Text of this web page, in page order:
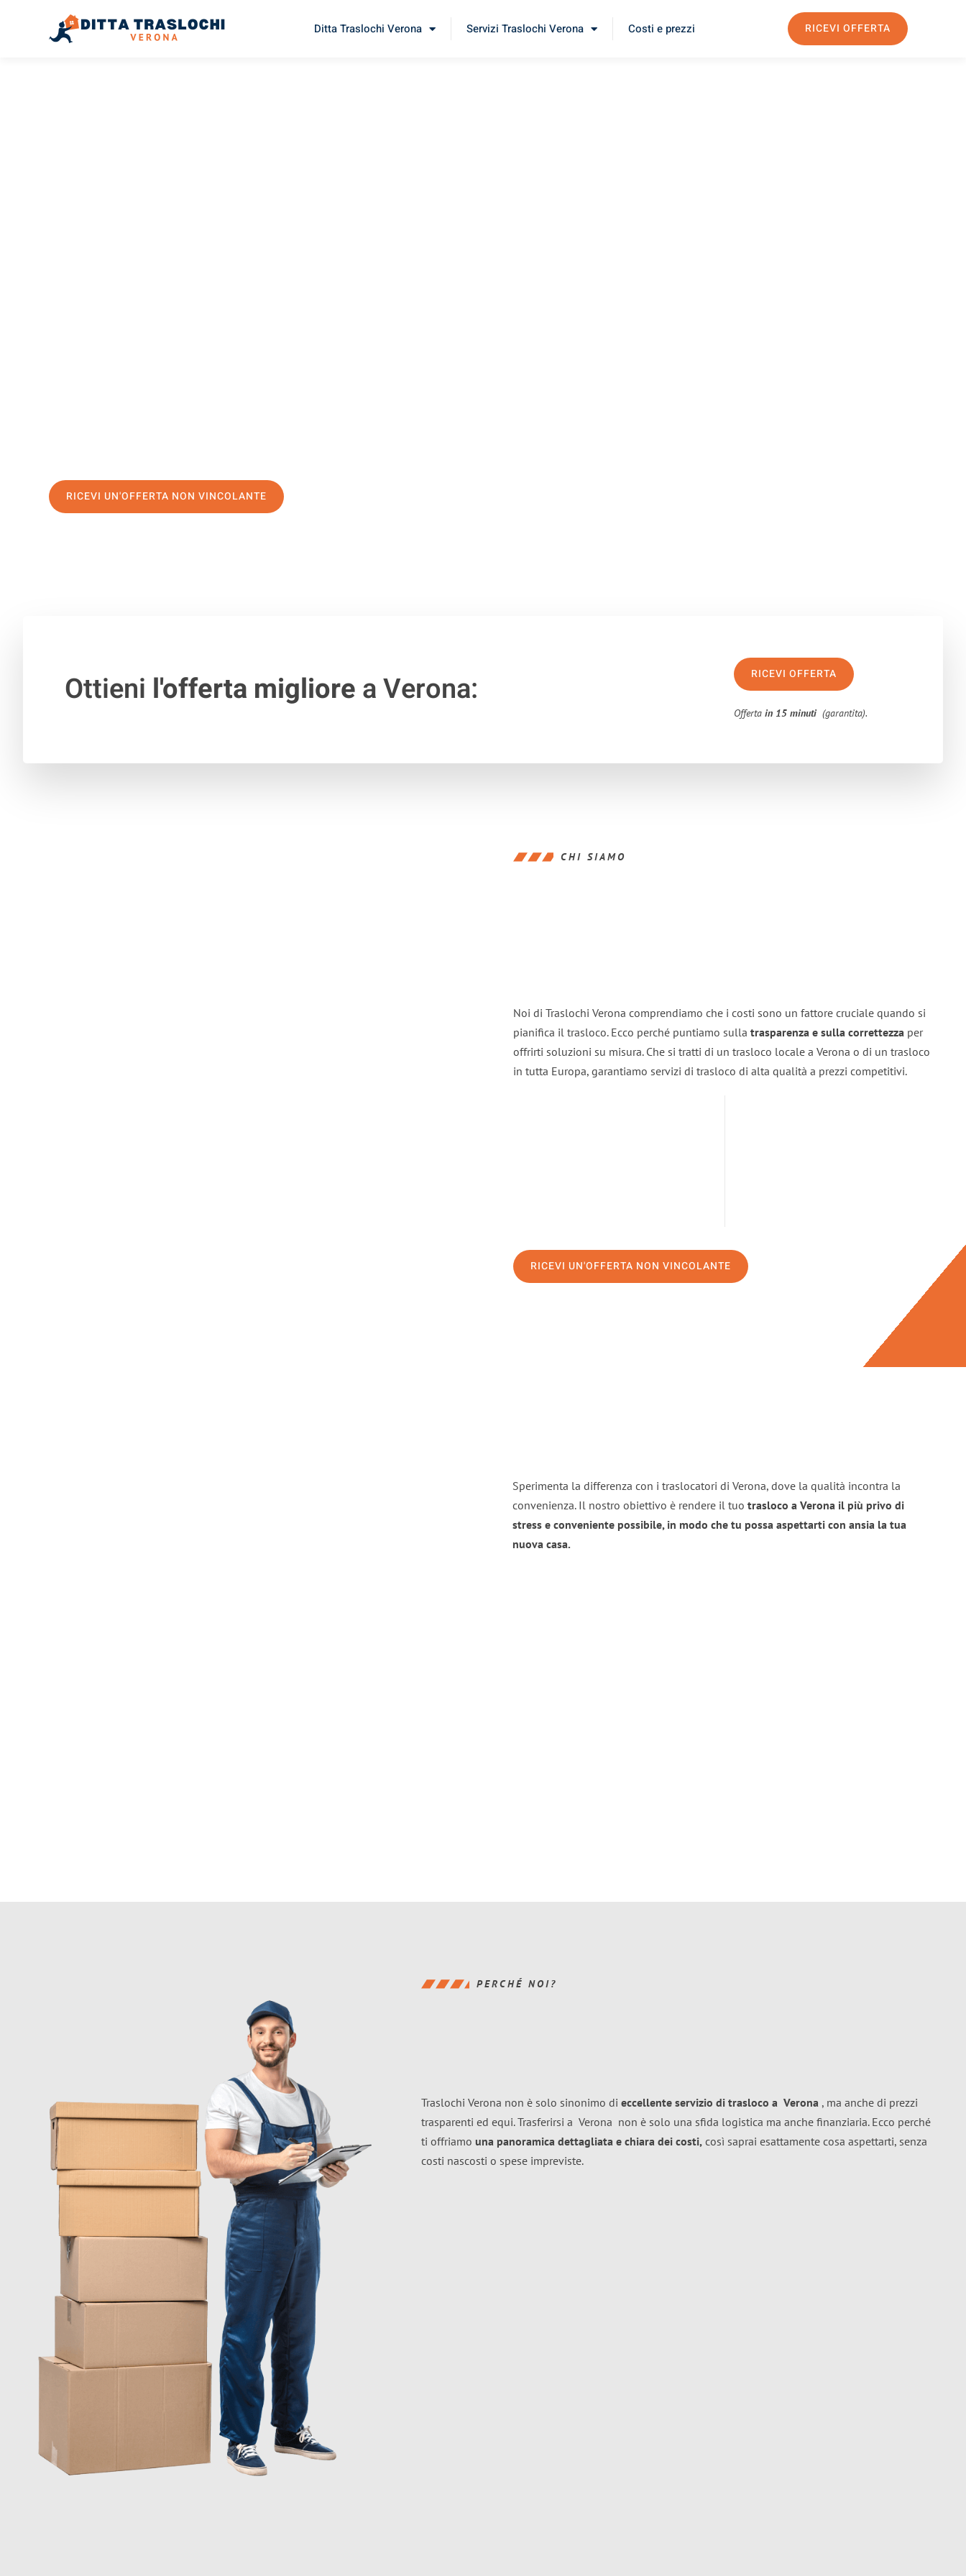
Ditta Traslochi Verona Servizi Traslochi Verona Costi e prezzi RICEVI OFFERTA
RICEVI UN'OFFERTA NON VINCOLANTE
Ottieni l'offerta migliorea Verona: RICEVI OFFERTA
Offertain 15 minuti (garantita).
CHI SIAMO
Noi di Traslochi Verona comprendiamo che i costi sono un fattore cruciale quando si
pianifica il trasloco. Ecco perché puntiamo sulla trasparenza e sulla correttezza per
offrirti soluzioni su misura. Che si tratti di un trasloco locale a Verona o di un trasloco
in tutta Europa, garantiamo servizi di trasloco di alta qualità a prezzi competitivi.
RICEVI UN'OFFERTA NON VINCOLANTE
Sperimenta la differenza con i traslocatori di Verona, dove la qualità incontra la
convenienza. Il nostro obiettivo è rendere il tuo trasloco a Verona il più privo di
stress e conveniente possibile, in modo che tu possa aspettarti con ansia la tua
nuova casa.
PERCHÉ NOI?
Traslochi Verona non è solo sinonimo di eccellente servizio di trasloco a Verona , ma anche di prezzi
trasparenti ed equi. Trasferirsi a Verona non è solo una sfida logistica ma anche finanziaria. Ecco perché
ti offriamo una panoramica dettagliata e chiara dei costi, così saprai esattamente cosa aspettarti, senza
costi nascosti o spese impreviste.